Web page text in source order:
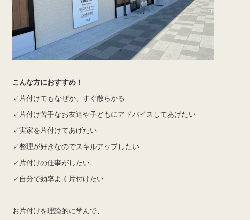
こんな方におすすめ！
✓片付けてもなぜか、すぐ散らかる
✓片付け苦手なお友達や子どもにアドバイスしてあげたい
✓実家を片付けてあげたい
✓整理が好きなのでスキルアップしたい
✓片付けの仕事がしたい
✓自分で効率よく片付けたい
お片付けを理論的に学んで、